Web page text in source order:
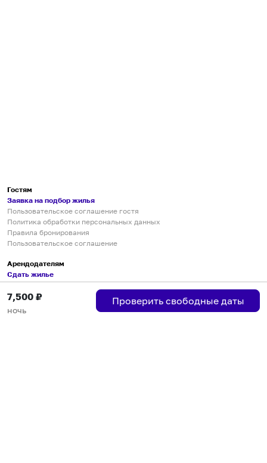
7,500 ₽
ночь
Проверить свободные даты
Гостям
Заявка на подбор жилья
Пользовательское соглашение гостя
Политика обработки персональных данных
Правила бронирования
Пользовательское соглашение
Арендодателям
Сдать жилье
Пользовательское соглашение
Правила публикации объявлений